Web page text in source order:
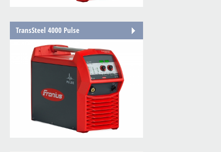
TransSteel 4000 Pulse